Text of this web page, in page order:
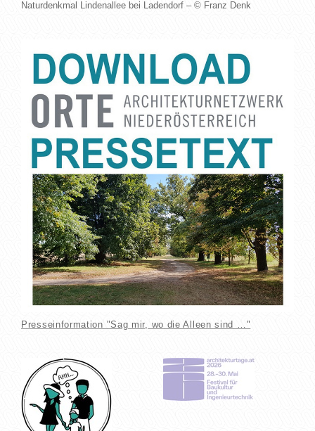
Naturdenkmal Lindenallee bei Ladendorf – © Franz Denk
Presseinformation "Sag mir, wo die Alleen sind …"